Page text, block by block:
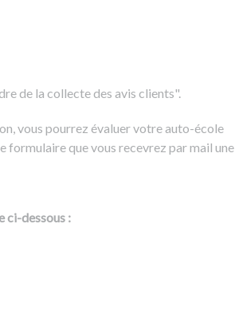
de la collecte des avis clients".
vous pourrez évaluer votre auto-école
formulaire que vous recevrez par mail une
ci-dessous :